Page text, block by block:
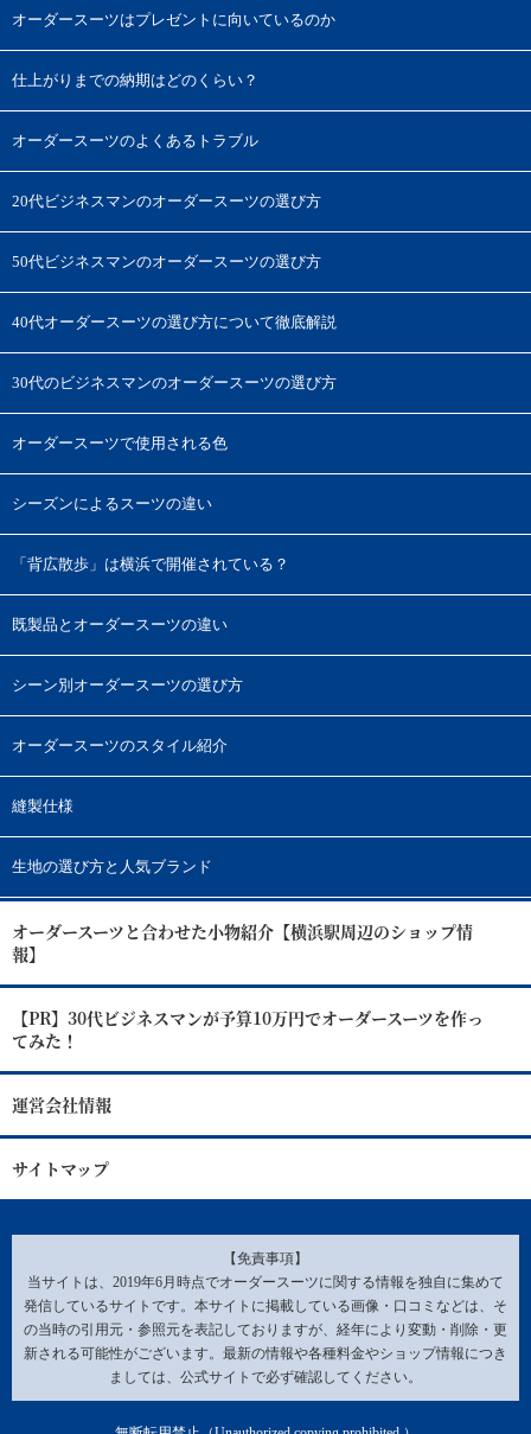
オーダースーツはプレゼントに向いているのか
仕上がりまでの納期はどのくらい？
オーダースーツのよくあるトラブル
20代ビジネスマンのオーダースーツの選び方
50代ビジネスマンのオーダースーツの選び方
40代オーダースーツの選び方について徹底解説
30代のビジネスマンのオーダースーツの選び方
オーダースーツで使用される色
シーズンによるスーツの違い
「背広散歩」は横浜で開催されている？
既製品とオーダースーツの違い
シーン別オーダースーツの選び方
オーダースーツのスタイル紹介
縫製仕様
生地の選び方と人気ブランド
オーダースーツと合わせた小物紹介【横浜駅周辺のショップ情
報】
【PR】30代ビジネスマンが予算10万円でオーダースーツを作っ
てみた！
運営会社情報
サイトマップ
【免責事項】
当サイトは、2019年6月時点でオーダースーツに関する情報を独自に集めて
発信しているサイトです。本サイトに掲載している画像・口コミなどは、そ
の当時の引用元・参照元を表記しておりますが、経年により変動・削除・更
新される可能性がございます。最新の情報や各種料金やショップ情報につき
ましては、公式サイトで必ず確認してください。